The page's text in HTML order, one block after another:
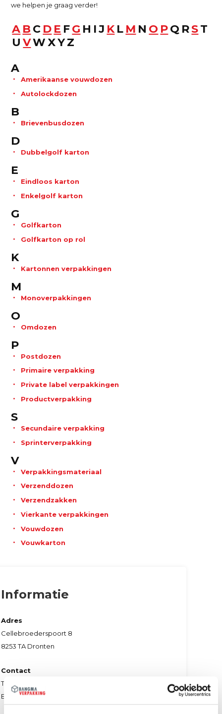
we helpen je graag verder!
A B C D E FG H I J K L M N O PQ RST
U VW XYZ
A
Amerikaanse vouwdozen
Autolockdozen
B
Brievenbusdozen
D
Dubbelgolf karton
E
Eindloos karton
Enkelgolf karton
G
Golfkarton
Golfkarton op rol
K
Kartonnen verpakkingen
M
Monoverpakkingen
O
Omdozen
P
Postdozen
Primaire verpakking
Private label verpakkingen
Productverpakking
S
Secundaire verpakking
Sprinterverpakking
V
Verpakkingsmateriaal
Verzenddozen
Verzendzakken
Vierkante verpakkingen
Vouwdozen
Vouwkarton
Informatie
Adres
Cellebroederspoort 8
8253 TA Dronten
Contact
T.
E:
sales@bangma.nl